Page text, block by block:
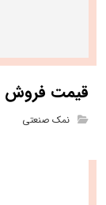
قیمت فروش
نمک صنعتی